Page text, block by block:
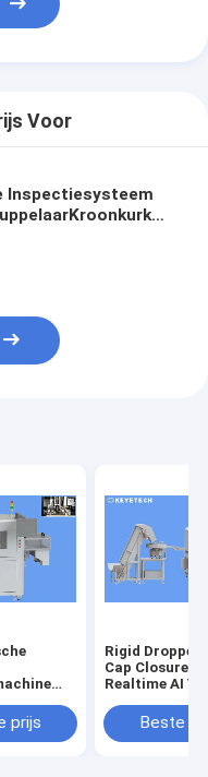
Voor
Inspectiesysteem
van
prijs
Rigid Dropper
Cap Closure
Realtime AI
Beste